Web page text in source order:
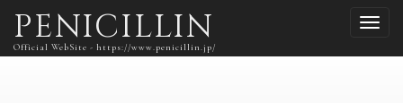
PENICILLIN
Official WebSite - https://www.penicillin.jp/